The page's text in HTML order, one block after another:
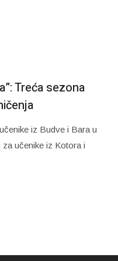
Treća sezona
iz Budve i Bara u
učenike iz Kotora i